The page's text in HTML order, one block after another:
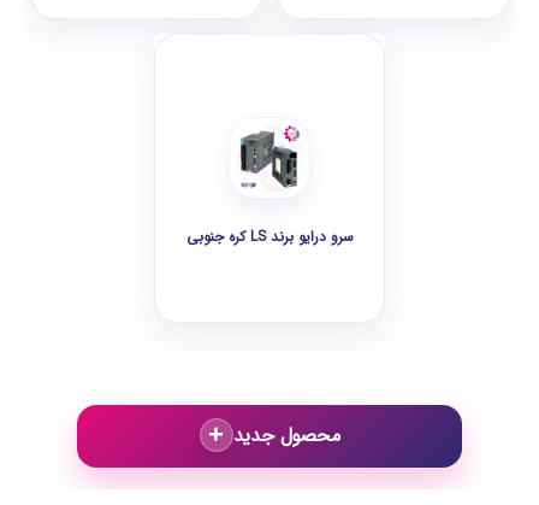
سرو درایو برند LS کره جنوبی
محصول جدید +